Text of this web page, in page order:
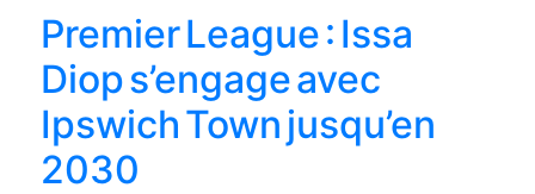
Premier League : Issa
Diop s’engage avec
Ipswich Town jusqu’en
2030